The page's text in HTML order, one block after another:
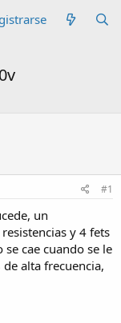
#1
un
y 4 fets
cae cuando se le
alta frecuencia,